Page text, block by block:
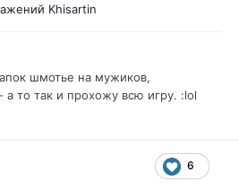
Khisartin
шмотье на мужиков,
то так и прохожу всю игру. :lol
6